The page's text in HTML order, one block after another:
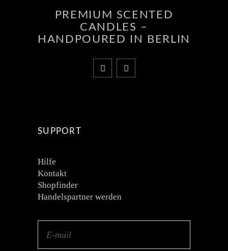
PREMIUM SCENTED
CANDLES –
HANDPOURED IN BERLIN
SUPPORT
Hilfe
Kontakt
Shopfinder
Handelspartner werden